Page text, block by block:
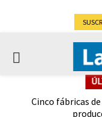
PRIMARY
Cinco fábricas